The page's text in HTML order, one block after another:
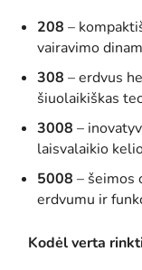
208 –
vairavimo
308 – erdvus
šiuolaikiškas
3008 –
laisvalaikio
5008 – šeimos
erdvumu ir
Kodėl verta